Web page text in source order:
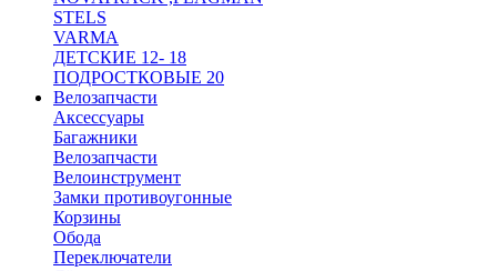
STELS
VARMA
ДЕТСКИЕ 12- 18
ПОДРОСТКОВЫЕ 20
Велозапчасти
Аксессуары
Багажники
Велозапчасти
Велоинструмент
Замки противоугонные
Корзины
Обода
Переключатели